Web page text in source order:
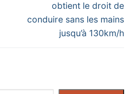
obtient le droit de
conduire sans les mains
jusqu’à 130km/h